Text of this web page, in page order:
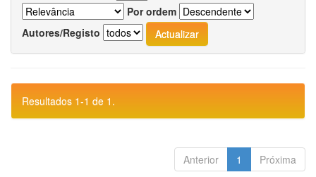
Por ordem
Autores/Registo
Resultados 1-1 de 1.
Anterior 1 Próxima